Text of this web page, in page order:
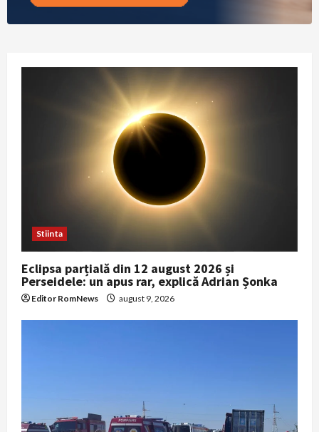
Stiinta
Eclipsa parțială din 12 august 2026 și
Perseidele: un apus rar, explică Adrian Șonka
Editor RomNews august 9, 2026